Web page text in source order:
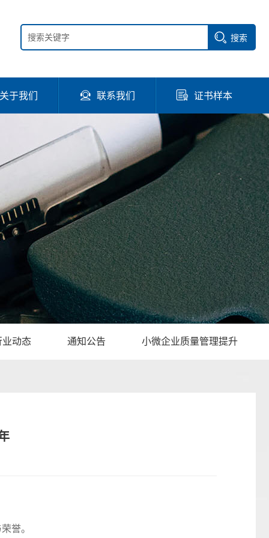
搜索
关于我们 联系我们 证书样本
业动态 通知公告 小微企业质量管理提升
誉。